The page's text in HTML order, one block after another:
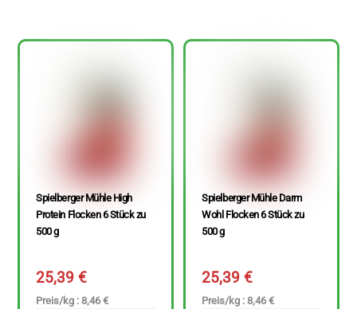
Spielberger Mühle High
Protein Flocken 6 Stück zu
500 g
25,39€
Preis/kg : 8,46 €
Spielberger Mühle Darm
Wohl Flocken 6 Stück zu
500 g
25,39€
Preis/kg : 8,46 €